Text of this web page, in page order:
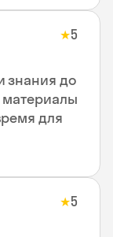
★5
знания до
материалы
для
★5